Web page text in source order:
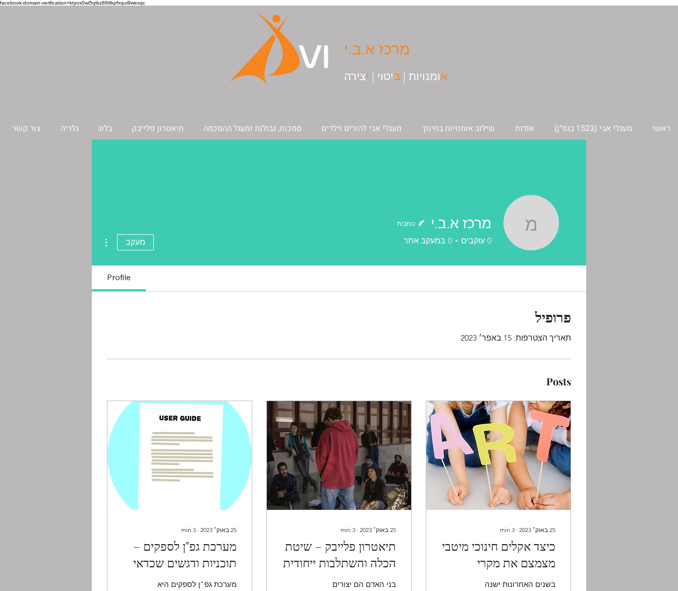
facebook-domain-verification=ktyos0wi5qtkz88tlbpfxqui9wexqc
מרכז א.ב.י
אומנויות | ביטוי | יצירה
ראשי מעגלי אבי (1523 בגפ״ן) אודות שילוב אומנויות בחינוך מעגלי אבי להורים וילדים סמכות, גבולות ומעגל ההסכמה תיאטרון פלייבק בלוג גלריה צור קשר
מרכז א.ב.י
מרכז א.ב.י כותב/ת
0 עוקבים 0 במעקב אחר מעקב
Profile
פרופיל
תאריך הצטרפות: 15 באפר׳ 2023
Posts
25 באוק׳ 2023 ∙
3
min
כיצד אקלים חינוכי מיטבי
מצמצם את מקרי
האלימות בכיתה
בשנים האחרונות ישנה
25 באוק׳ 2023 ∙
3
min
תיאטרון פלייבק – שיטת
הכלה והשתלבות ייחודית
בני האדם הם יצורים
25 באוק׳ 2023 ∙
3
min
מערכת גפ"ן לספקים –
תוכניות ודגשים שכדאי
להכיר
מערכת גפ"ן לספקים היא